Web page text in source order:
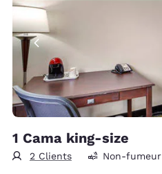
1 Cama king-size
2 Clients Non-fumeur